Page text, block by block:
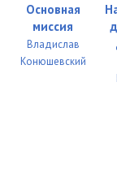
Основная
миссия
Владислав
Конюшевский